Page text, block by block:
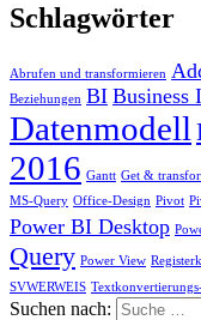
Schlagwörter
Abrufen und transformieren
Beziehungen BI Business
Datenmodell
2016 Gantt Get &
MS-Query Office-Design Pivot
Power BI Desktop
Query Power View
SVWERWEIS
Suchen nach: